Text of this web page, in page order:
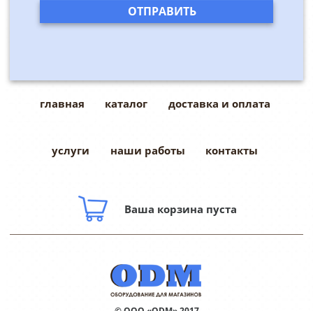
главная каталог доставка и оплата
услуги наши работы контакты
Ваша корзина пуста